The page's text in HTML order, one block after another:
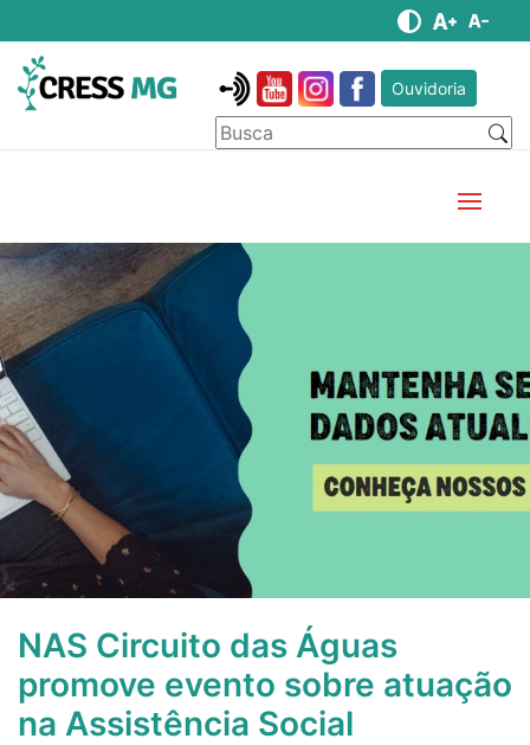
Ouvidoria
NAS Circuito das Águas
promove evento sobre atuação
na Assistência Social